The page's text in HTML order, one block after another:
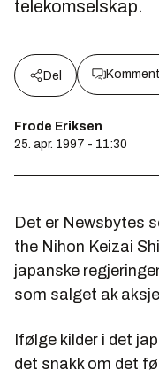
telekomselskap.
Del
Frode Eriksen
25. apr. 1997 - 11:30
Det er Newsbytes
the Nihon Keizai
japanske
som salget ak
Ifølge kilder i det
det snakk om det